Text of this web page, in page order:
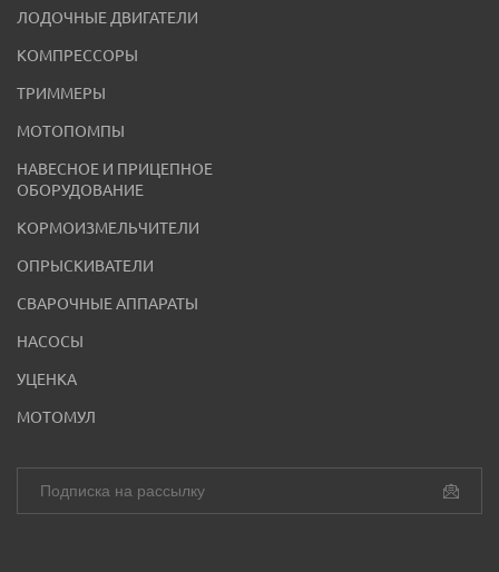
ЛОДОЧНЫЕ ДВИГАТЕЛИ
КОМПРЕССОРЫ
ТРИММЕРЫ
МОТОПОМПЫ
НАВЕСНОЕ И ПРИЦЕПНОЕ
ОБОРУДОВАНИЕ
КОРМОИЗМЕЛЬЧИТЕЛИ
ОПРЫСКИВАТЕЛИ
СВАРОЧНЫЕ АППАРАТЫ
НАСОСЫ
УЦЕНКА
МОТОМУЛ